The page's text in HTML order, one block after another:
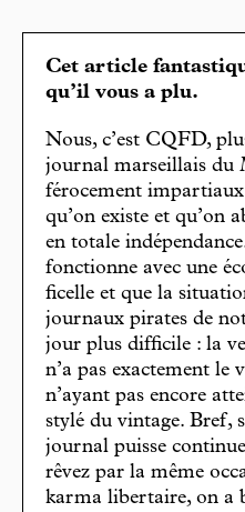
Cet article
qu’il vous a plu.
Nous, c’est CQFD,
journal marseillais du
férocement
qu’on existe et qu’on
en totale
fonctionne avec une
ficelle et que la
journaux pirates de
jour plus difficile : la
n’a pas exactement
n’ayant pas encore
stylé du vintage. Bref,
journal puisse
rêvez par la même
karma libertaire, on a